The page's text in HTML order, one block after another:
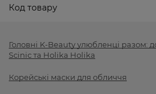
Код товару
Головні K-Beauty улюбленці разом:
Scinic та Holika Holika
Корейські маски для обличчя